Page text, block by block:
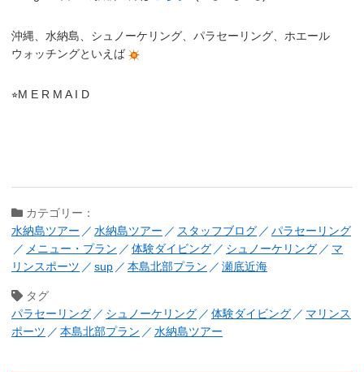
沖縄、水納島、シュノーケリング、パラセーリング、ホエール
ウォッチングといえば
⭐︎M E R M A I D
カテゴリー：
水納島ツアー
水納島ツアー スタッフブログ
パラセーリング
メニュー・プラン
体験ダイビング シュノーケリング
マ
リンスポーツ
sup 本島北部プラン 瀬底近海
タグ
パラセーリング
シュノーケリング 体験ダイビング
マリンス
ポーツ
本島北部プラン 水納島ツアー